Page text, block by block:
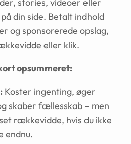
din side. Betalt indhold
og sponsorerede opslag,
eller klik.
opsummeret:
Koster ingenting, øger
skaber fællesskab – men
rækkevidde, hvis du ikke
endnu.